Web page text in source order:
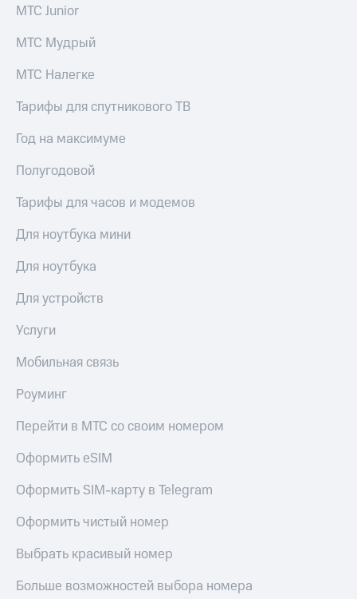
Рынок
Еврооблигации-2023
о
именных
Другое
Регистратор
Реквизиты
Контакты
развитие
деловая этика
На главную
МТС Junior
МТС Мудрый
МТС Налегке
Тарифы для спутникового ТВ
Год на максимуме
Полугодовой
Тарифы для часов и модемов
Для ноутбука мини
Для ноутбука
Для устройств
Услуги
Мобильная связь
Роуминг
Перейти в МТС со своим номером
Оформить eSIM
Оформить SIM-карту в Telegram
Оформить чистый номер
Выбрать красивый номер
Больше возможностей выбора номера